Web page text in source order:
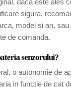
sigura,
model si an,
de comanda.
senzorului?
o autonomie de
in functie de cat